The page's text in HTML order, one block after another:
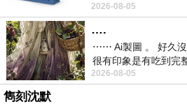
家常料理作法容易..........
（Adam Grant），《
2026-08-05
….
⋯⋯ Ai製圖 。 好久沒
很有印象是有吃到完
桑椹汁。 現在是連喝
2026-08-05
雋刻沈默